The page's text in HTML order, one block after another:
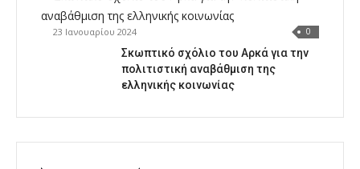
23 Ιανουαρίου 2024 0
Σκωπτικό σχόλιο του Αρκά για την
πολιτιστική αναβάθμιση της
ελληνικής κοινωνίας